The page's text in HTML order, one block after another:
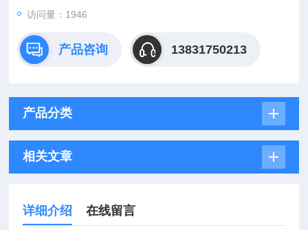
访问量：1946
产品咨询 13831750213
产品分类
相关文章
详细介绍 在线留言